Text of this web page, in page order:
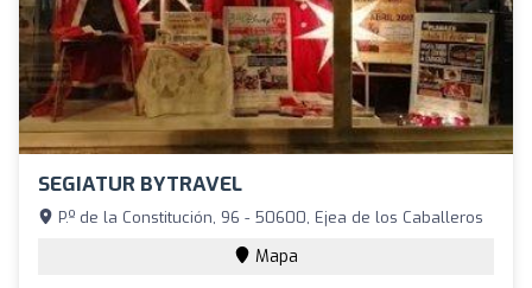
SEGIATUR BYTRAVEL
P.º de la Constitución, 96 - 50600, Ejea de los Caballeros
Mapa